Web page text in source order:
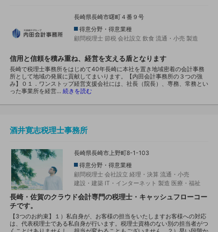
長崎県長崎市曙町４番９号
得意分野・得意業種
顧問税理士 節税 会社設立 飲食 流通・小売 製造
信用と信頼を積み重ね、経営を支える盾となります
長崎で税理士事務所をはじめて40年長崎に本社を置き地域密着の会計事務
所として地域の発展に貢献してまいります。【内田会計事務所の３つの強
み】０１．ワンストップ経営支援会社には、社長（院長）、専務、常務とい
った事業所を経営… 続きを読む
酒井寛志税理士事務所
長崎県長崎市上野町8-1-103
得意分野・得意業種
顧問税理士 会社設立 経理・決算 流通・小売
建設・建築 IT・インターネット 製造 医療・福祉
長崎・佐賀のクラウド会計専門の税理士・キャッシュフローコー
チです。
【3つのお約束】１）私自身が、お客様の担当をいたしますお客様への対応
は、代表税理士である私自身が行います。税理士資格のない別の担当者がつ